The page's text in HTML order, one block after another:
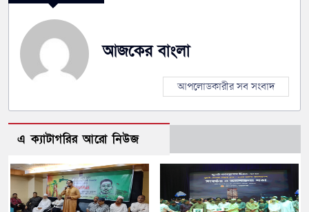
আজকের বাংলা
আপলোডকারীর সব সংবাদ
এ ক্যাটাগরির আরো নিউজ